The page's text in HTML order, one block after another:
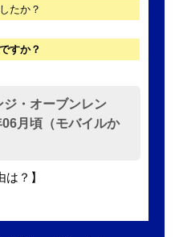
たか？
すか？
ジ・オーブンレン
月頃（モバイルか
？】